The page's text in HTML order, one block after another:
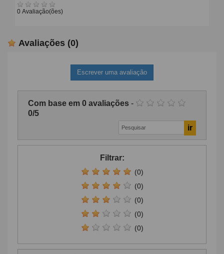
0 Avaliação(ões)
Avaliações (0)
Escrever uma avaliação
Com base em 0 avaliações -
0/5
Filtrar:
(0)
(0)
(0)
(0)
(0)